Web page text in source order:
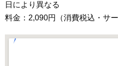
日により異なる
料金：2,090円（消費税込・サ